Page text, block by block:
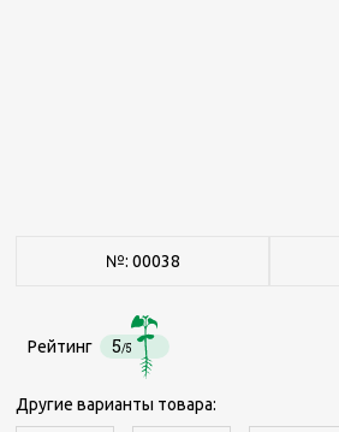
№: 00038
Рейтинг 5/5
Другие варианты товара: